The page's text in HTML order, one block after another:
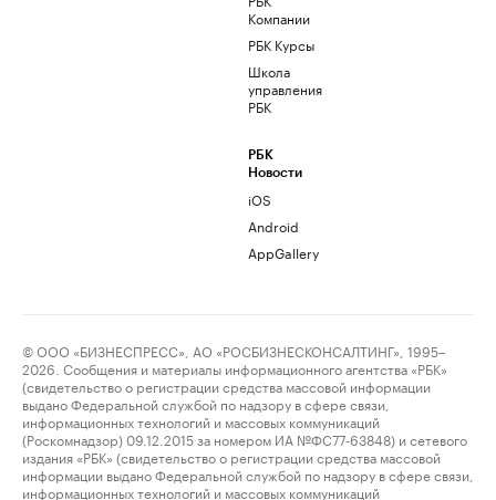
Компании
РБК Курсы
Школа
управления
РБК
РБК
Новости
iOS
Android
AppGallery
© ООО «БИЗНЕСПРЕСС», АО «РОСБИЗНЕСКОНСАЛТИНГ», 1995–
2026. Сообщения и материалы информационного агентства «РБК»
(свидетельство о регистрации средства массовой информации
выдано Федеральной службой по надзору в сфере связи,
информационных технологий и массовых коммуникаций
(Роскомнадзор) 09.12.2015 за номером ИА №ФС77-63848) и сетевого
издания «РБК» (свидетельство о регистрации средства массовой
информации выдано Федеральной службой по надзору в сфере связи,
информационных технологий и массовых коммуникаций